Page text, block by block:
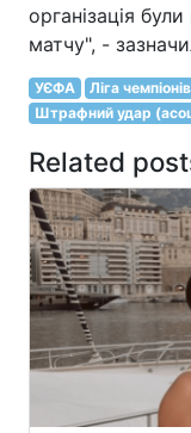
організація
матчу", -
УЄФА Ліга
Штрафний удар
Related